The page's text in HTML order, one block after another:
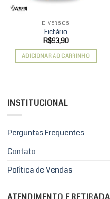
DIVERSOS
Fichário
R$93,90
ADICIONAR AO CARRINHO
INSTITUCIONAL
Perguntas Frequentes
Contato
Política de Vendas
ATENDIMENTO E RETIRADA